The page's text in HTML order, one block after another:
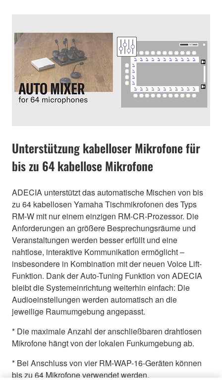
Unterstützung kabelloser Mikrofone für
bis zu 64 kabellose Mikrofone
ADECIA unterstützt das automatische Mischen von bis
zu 64 kabellosen Yamaha Tischmikrofonen des Typs
RM-W mit nur einem einzigen RM-CR-Prozessor. Die
Anforderungen an größere Besprechungsräume und
Veranstaltungen werden besser erfüllt und eine
nahtlose, interaktive Kommunikation ermöglicht –
insbesondere in Kombination mit der neuen Voice Lift-
Funktion. Dank der Auto-Tuning Funktion von ADECIA
bleibt die Systemeinrichtung weiterhin einfach: Die
Audioeinstellungen werden automatisch an die
jeweilige Raumumgebung angepasst.
* Die maximale Anzahl der anschließbaren drahtlosen
Mikrofone hängt von der lokalen Funkumgebung ab.
* Bei Anschluss von vier RM-WAP-16-Geräten können
bis zu 64 Mikrofone verwendet werden.